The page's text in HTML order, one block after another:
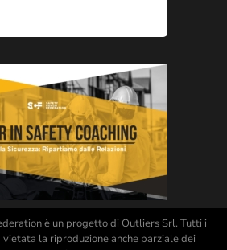
è un progetto di Outliers Srl. Tutti i
la riproduzione anche parziale dei